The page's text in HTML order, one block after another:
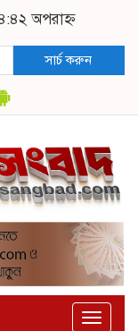
অপরাহ্ন
সার্চ করুন
Toggle